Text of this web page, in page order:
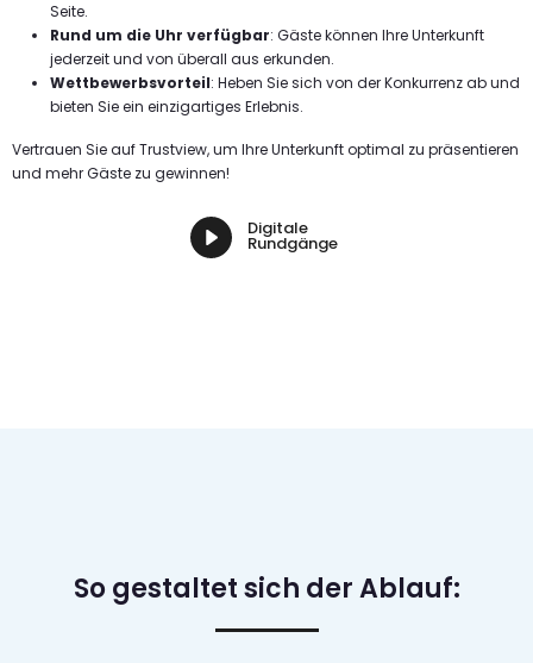
Seite.
Rund um die Uhr verfügbar: Gäste können Ihre Unterkunft
jederzeit und von überall aus erkunden.
Wettbewerbsvorteil: Heben Sie sich von der Konkurrenz ab und
bieten Sie ein einzigartiges Erlebnis.
Vertrauen Sie auf Trustview, um Ihre Unterkunft optimal zu präsentieren
und mehr Gäste zu gewinnen!
Digitale
Rundgänge
So gestaltet sich der Ablauf: